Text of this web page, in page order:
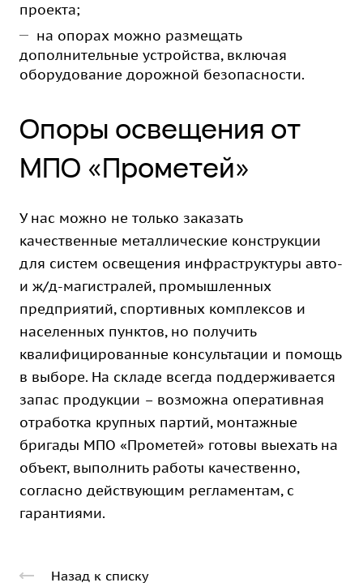
проекта;
на опорах можно размещать
дополнительные устройства, включая
оборудование дорожной безопасности.
Опоры освещения от
МПО «Прометей»
У нас можно не только заказать
качественные металлические конструкции
для систем освещения инфраструктуры авто-
и ж/д-магистралей, промышленных
предприятий, спортивных комплексов и
населенных пунктов, но получить
квалифицированные консультации и помощь
в выборе. На складе всегда поддерживается
запас продукции – возможна оперативная
отработка крупных партий, монтажные
бригады МПО «Прометей» готовы выехать на
объект, выполнить работы качественно,
согласно действующим регламентам, с
гарантиями.
Назад к списку